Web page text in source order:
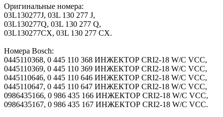
Оригинальные номера:
03L130277J, 03L 130 277 J,
03L130277Q, 03L 130 277 Q,
03L130277CX, 03L 130 277 CX.
Номера Bosch:
0445110368, 0 445 110 368 ИНЖЕКТОР CRI2-18 W/C VCC,
0445110369, 0 445 110 369 ИНЖЕКТОР CRI2-18 W/C VCC,
0445110646, 0 445 110 646 ИНЖЕКТОР CRI2-18 W/C VCC,
0445110647, 0 445 110 647 ИНЖЕКТОР CRI2-18 W/C VCC,
0986435166, 0 986 435 166 ИНЖЕКТОР CRI2-18 W/C VCC,
0986435167, 0 986 435 167 ИНЖЕКТОР CRI2-18 W/C VCC.